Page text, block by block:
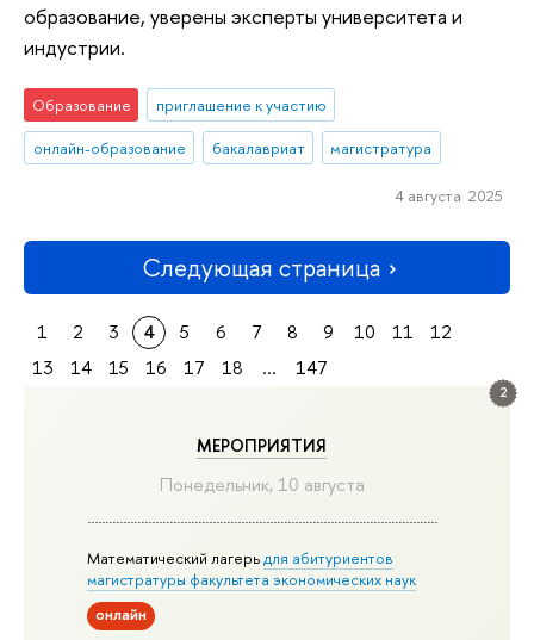
2
МЕРОПРИЯТИЯ
Понедельник, 10 августа
Математический лагерьдля абитуриентов
магистратуры факультета экономических наук
онлайн
образование, уверены эксперты университета и
индустрии.
Образование
приглашение к участию
онлайн-образование
бакалавриат магистратура
4 августа 2025
Следующая страница
1 2 3 4 5 6 7 8 9 10 11
12
13
14 15 16 17 18 ... 147